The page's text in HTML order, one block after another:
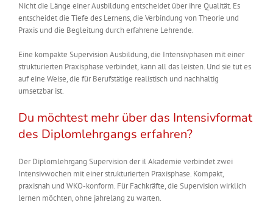
Nicht die Länge einer Ausbildung entscheidet über ihre Qualität. Es
entscheidet die Tiefe des Lernens, die Verbindung von Theorie und
Praxis und die Begleitung durch erfahrene Lehrende.
Eine kompakte Supervision Ausbildung, die Intensivphasen mit einer
strukturierten Praxisphase verbindet, kann all das leisten. Und sie tut es
auf eine Weise, die für Berufstätige realistisch und nachhaltig
umsetzbar ist.
Du möchtest mehr über das Intensivformat
des Diplomlehrgangs erfahren?
Der Diplomlehrgang Supervision der il Akademie verbindet zwei
Intensivwochen mit einer strukturierten Praxisphase. Kompakt,
praxisnah und WKO-konform. Für Fachkräfte, die Supervision wirklich
lernen möchten, ohne jahrelang zu warten.